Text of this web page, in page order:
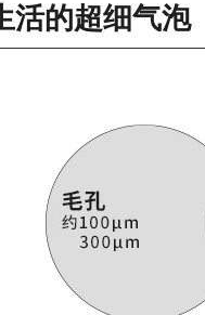
活的超细气泡